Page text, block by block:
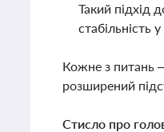
Такий підхід
стабільність
Кожне з питань
розширений
Стисло про